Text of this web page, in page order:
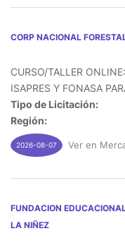
CORP NACIONAL
CURSO/TALLER
ISAPRES Y FONASA
Tipo de Licitación:
Región:
2026-08-07 Ver en
FUNDACION
LA NIÑEZ